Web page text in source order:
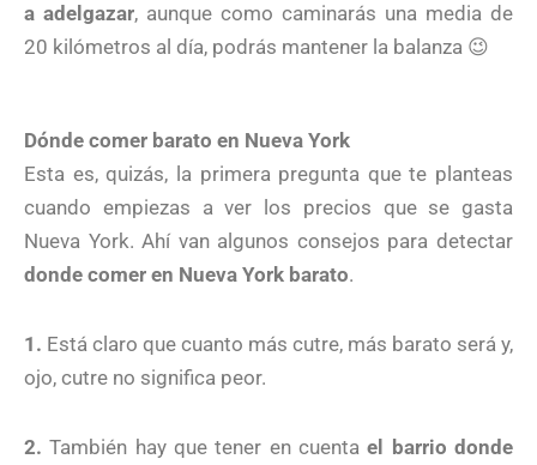
a adelgazar, aunque como caminarás una media de
20 kilómetros al día, podrás mantener la balanza 😉
Dónde comer barato en Nueva York
Esta es, quizás, la primera pregunta que te planteas
cuando empiezas a ver los precios que se gasta
Nueva York. Ahí van algunos consejos para detectar
donde comer en Nueva York barato.
1. Está claro que cuanto más cutre, más barato será y,
ojo, cutre no significa peor.
2. También hay que tener en cuentael barrio donde